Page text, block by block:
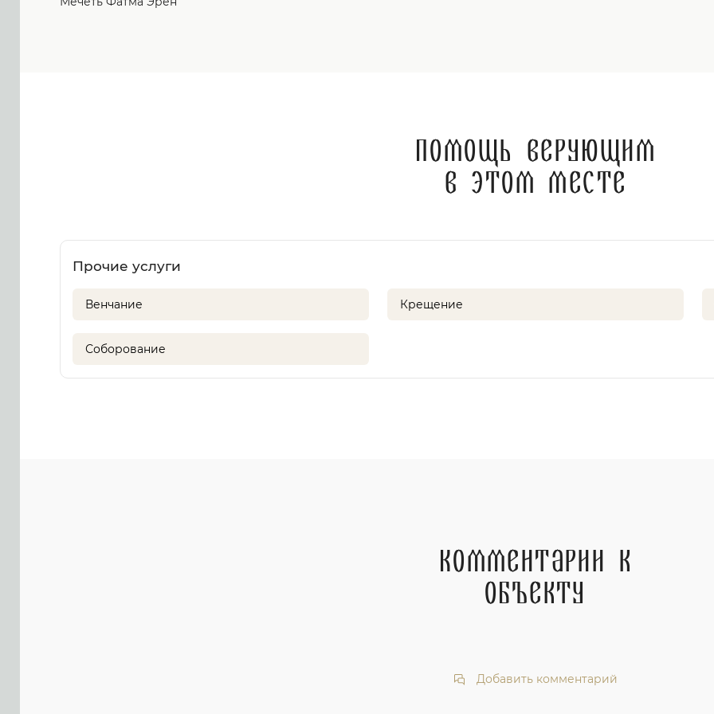
Помощь верующим
в этом месте
Прочие услуги
Венчание Крещение
Соборование
Комментарии к
объекту
Добавить комментарий